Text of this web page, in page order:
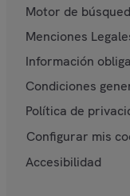
Motor de
Menciones
Información
Condiciones
Política de
Configurar mis
Accesibilidad